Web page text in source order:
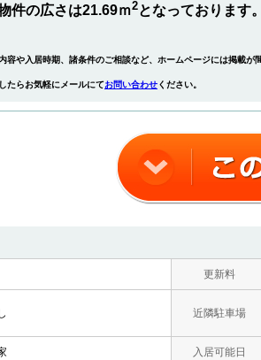
件の広さは21.69ｍ2となっております。
容や入居時期、諸条件のご相談など、ホームページには掲載が
たらお気軽にメールにてお問い合わせください。
更新料
近隣駐車場
入居可能日